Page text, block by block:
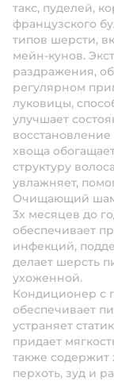
такс, пуделей,
французского
типов шерсти,
мейн-кунов.
раздражения,
регулярном
луковицы,
улучшает
хвоща
структуру
увлажняет,
Очищающий
3х месяцев до
обеспечивает
инфекций,
делает шерсть
ухоженной.
Кондиционер с
обеспечивает
устраняет
придает
также содержит
перхоть, зуд и